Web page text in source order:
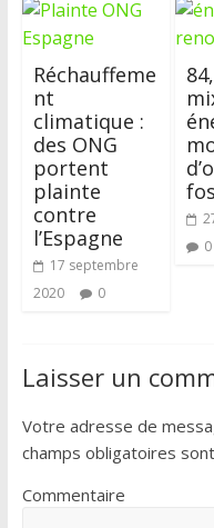
Réchauffeme
nt
climatique :
des ONG
portent
plainte
contre
l’Espagne
17 septembre
2020
0
0
Laisser un
Votre adresse de
champs obligatoires
Commentaire